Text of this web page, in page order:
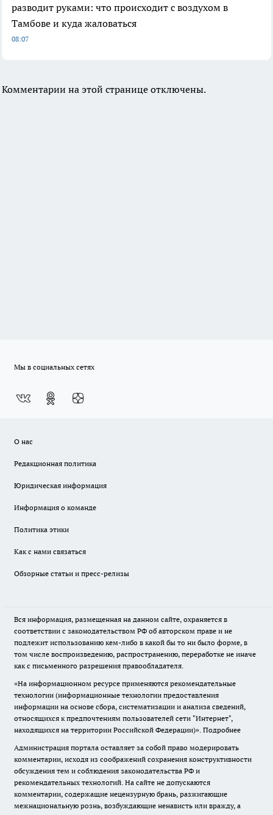
разводит руками: что происходит с воздухом в
Тамбове и куда жаловаться
08:07
Комментарии на этой странице отключены.
Мы в социальных сетях
О нас
Редакционная политика
Юридическая информация
Информация о команде
Политика этики
Как с нами связаться
Обзорные статьи и пресс-релизы
Вся информация, размещенная на данном сайте, охраняется в
соответствии с законодательством РФ об авторском праве и не
подлежит использованию кем-либо в какой бы то ни было форме, в
том числе воспроизведению, распространению, переработке не иначе
как с письменного разрешения правообладателя.
«На информационном ресурсе применяются рекомендательные
технологии (информационные технологии предоставления
информации на основе сбора, систематизации и анализа сведений,
относящихся к предпочтениям пользователей сети "Интернет",
находящихся на территории Российской Федерации)». Подробнее
Администрация портала оставляет за собой право модерировать
комментарии, исходя из соображений сохранения конструктивности
обсуждения тем и соблюдения законодательства РФ и
рекомендательных технологий. На сайте не допускаются
комментарии, содержащие нецензурную брань, разжигающие
межнациональную рознь, возбуждающие ненависть или вражду, а